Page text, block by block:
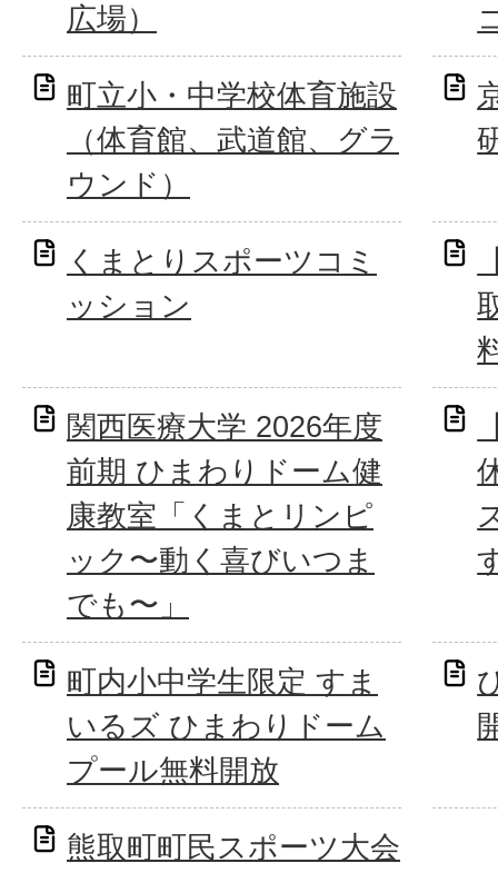
広場）
町立小・中学校体育施設
（体育館、武道館、グラ
ウンド）
くまとりスポーツコミ
ッション
関西医療大学 2026年度
前期 ひまわりドーム健
康教室「くまとリンピ
ック〜動く喜びいつま
でも〜」
町内小中学生限定 すま
いるズ ひまわりドーム
プール無料開放
熊取町町民スポーツ大会